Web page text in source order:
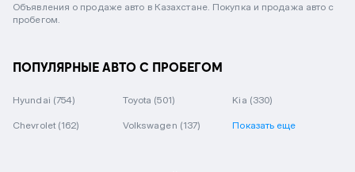
Объявления о продаже авто в Казахстане. Покупка и продажа авто с
пробегом.
ПОПУЛЯРНЫЕ АВТО С ПРОБЕГОМ
Hyundai (754) Toyota (501) Kia (330)
Chevrolet (162) Volkswagen (137) Показать еще